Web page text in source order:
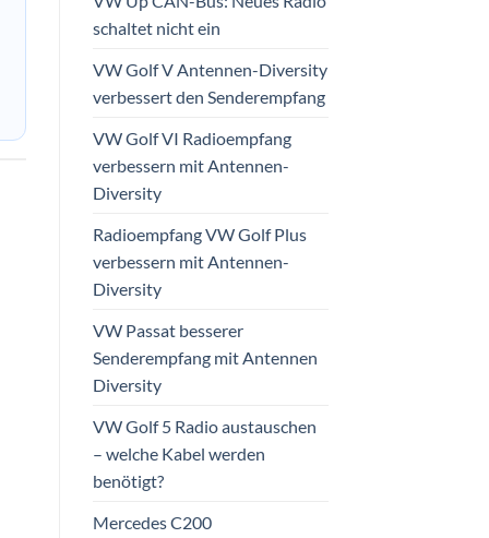
schaltet nicht ein
VW Golf V Antennen-Diversity
verbessert den Senderempfang
VW Golf VI Radioempfang
verbessern mit Antennen-
Diversity
Radioempfang VW Golf Plus
verbessern mit Antennen-
Diversity
VW Passat besserer
Senderempfang mit Antennen
Diversity
VW Golf 5 Radio austauschen
– welche Kabel werden
benötigt?
Mercedes C200